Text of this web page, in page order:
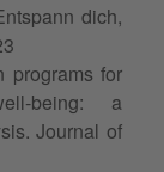
dich,
programs for
being: a
Journal of